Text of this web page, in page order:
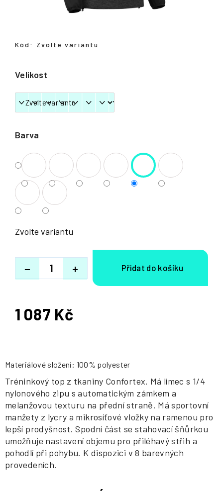
Barva
Velikost
Zvolte variantu
+
−
Kód: Zvolte variantu
1 087 Kč
Měrná
Materiálové složení: 100% polyester
Tréninkový top z tkaniny Confortex. Má límec s 1/4
nylonového zipu s automatickým zámkem a
melanžovou texturu na přední straně. Má sportovní
manžety z lycry a mikrosíťové vložky na ramenou pro
lepší prodyšnost. Spodní část se stahovací šňůrkou
umožňuje nastavení objemu pro přiléhavý střih a
pohodlí při pohybu. K dispozici v 8 barevných
provedeních.